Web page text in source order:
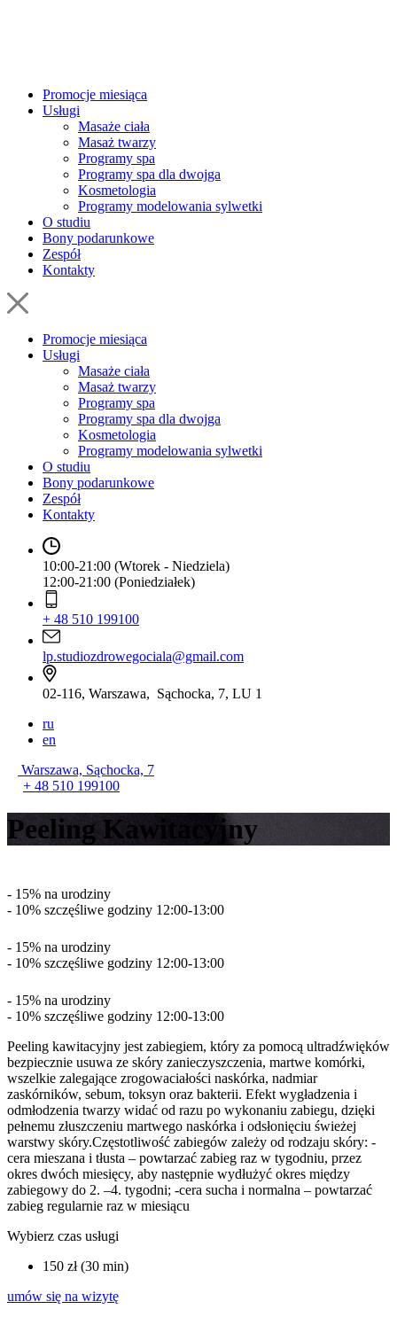
Promocje miesiąca
Usługi
Masaże ciała
Masaż twarzy
Programy spa
Programy spa dla dwojga
Kosmetologia
Programy modelowania sylwetki
O studiu
Bony podarunkowe
Zespół
Kontakty
Promocje miesiąca
Usługi
Masaże ciała
Masaż twarzy
Programy spa
Programy spa dla dwojga
Kosmetologia
Programy modelowania sylwetki
O studiu
Bony podarunkowe
Zespół
Kontakty
10:00-21:00 (Wtorek - Niedziela)
12:00-21:00 (Poniedziałek)
+ 48 510 199100
lp.studiozdrowegociala@gmail.com
02-116, Warszawa, Sąchocka, 7, LU 1
ru
en
Warszawa, Sąchocka, 7
+ 48 510 199100
Peeling Kawitacyjny
- 15% na urodziny
- 10% szczęśliwe godziny 12:00-13:00
- 15% na urodziny
- 10% szczęśliwe godziny 12:00-13:00
- 15% na urodziny
- 10% szczęśliwe godziny 12:00-13:00
Peeling kawitacyjny jest zabiegiem, który za pomocą ultradźwięków
bezpiecznie usuwa ze skóry zanieczyszczenia, martwe komórki,
wszelkie zalegające zrogowaciałości naskórka, nadmiar
zaskórników, sebum, toksyn oraz bakterii. Efekt wygładzenia i
odmłodzenia twarzy widać od razu po wykonaniu zabiegu, dzięki
pełnemu złuszczeniu martwego naskórka i odsłonięciu świeżej
warstwy skóry.Częstotliwość zabiegów zależy od rodzaju skóry: -
cera mieszana i tłusta – powtarzać zabieg raz w tygodniu, przez
okres dwóch miesięcy, aby następnie wydłużyć okres między
zabiegowy do 2. –4. tygodni; -cera sucha i normalna – powtarzać
zabieg regularnie raz w miesiącu
Wybierz czas usługi
150 zł (30 min)
umów się na wizytę